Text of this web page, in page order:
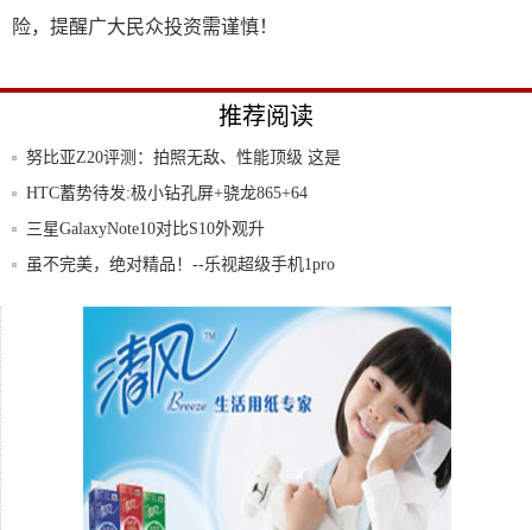
险，提醒广大民众投资需谨慎！
推荐阅读
努比亚Z20评测：拍照无敌、性能顶级 这是
一
HTC蓄势待发:极小钻孔屏+骁龙865+64
三星GalaxyNote10对比S10外观升
虽不完美，绝对精品！--乐视超级手机1pro
华为揭秘:GPUTurbo技术如何“拯救”手